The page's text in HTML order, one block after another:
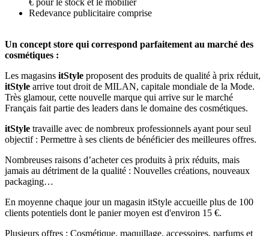
Redevance publicitaire comprise
Un concept store qui correspond parfaitement au marché des
cosmétiques :
Les magasins itStyle proposent des produits de qualité à prix réduit,
itStyle arrive tout droit de MILAN, capitale mondiale de la Mode.
Très glamour, cette nouvelle marque qui arrive sur le marché
Français fait partie des leaders dans le domaine des cosmétiques.
itStyle travaille avec de nombreux professionnels ayant pour seul
objectif : Permettre à ses clients de bénéficier des meilleures offres.
Nombreuses raisons d’acheter ces produits à prix réduits, mais
jamais au détriment de la qualité : Nouvelles créations, nouveaux
packaging…
En moyenne chaque jour un magasin itStyle accueille plus de 100
clients potentiels dont le panier moyen est d'environ 15 €.
Plusieurs offres : Cosmétique, maquillage, accessoires, parfums et